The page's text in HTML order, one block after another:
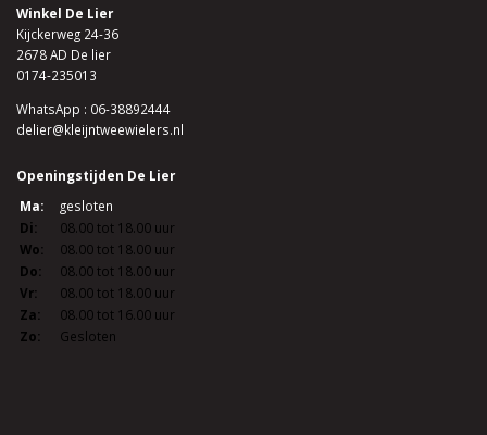
Winkel De Lier
Kijckerweg 24-36
2678 AD De lier
0174-235013
WhatsApp : 06-38892444
delier@kleijntweewielers.nl
Openingstijden De Lier
Ma:
gesloten
Di:
08.00 tot 18.00 uur
Wo:
08.00 tot 18.00 uur
Do:
08.00 tot 18.00 uur
Vr:
08.00 tot 18.00 uur
Za:
08.00 tot 16.00 uur
Zo:
Gesloten